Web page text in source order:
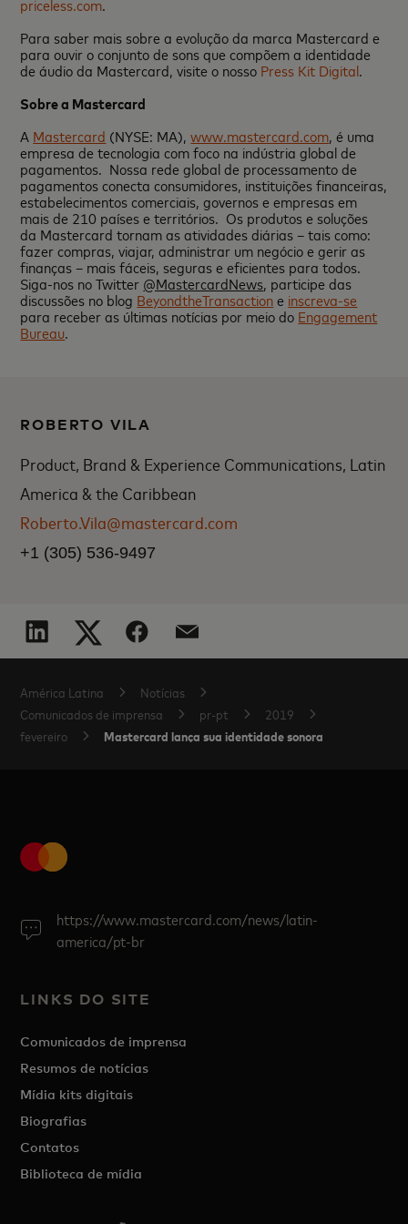
priceless.com.
Para saber mais sobre a evolução da marca Mastercard e
para ouvir o conjunto de sons que compõem a identidade
de áudio da Mastercard, visite o nosso Press Kit Digital.
Sobre a Mastercard
A Mastercard (NYSE: MA),www.mastercard.com, é uma
empresa de tecnologia com foco na indústria global de
pagamentos. Nossa rede global de processamento de
pagamentos conecta consumidores, instituições financeiras,
estabelecimentos comerciais, governos e empresas em
mais de 210 países e territórios. Os produtos e soluções
da Mastercard tornam as atividades diárias – tais como:
fazer compras, viajar, administrar um negócio e gerir as
finanças – mais fáceis, seguras e eficientes para todos.
Siga-nos no Twitter @MastercardNews, participe das
discussões no blog BeyondtheTransactione inscreva-se
para receber as últimas notícias por meio do Engagement
Bureau.
ROBERTO VILA
Product, Brand & Experience Communications, Latin
America & the Caribbean
Roberto.Vila@mastercard.com
+1 (305) 536-9497
América Latina
Notícias
Comunicados de imprensa
pr-pt
2019
fevereiro
Mastercard lança sua identidade sonora
https://www.mastercard.com/news/latin-
america/pt-br
LINKS DO SITE
Comunicados de imprensa
Resumos de notícias
Mídia kits digitais
Biografias
Contatos
Biblioteca de mídia